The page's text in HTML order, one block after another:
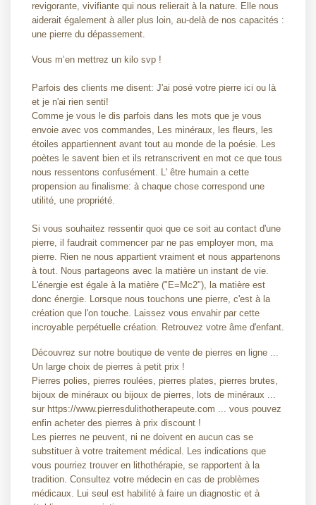
revigorante, vivifiante qui nous relierait à la nature. Elle nous
aiderait également à aller plus loin, au-delà de nos capacités :
une pierre du dépassement.
Vous m’en mettrez un kilo svp !
Parfois des clients me disent: J'ai posé votre pierre ici ou là
et je n'ai rien senti!
Comme je vous le dis parfois dans les mots que je vous
envoie avec vos commandes, Les minéraux, les fleurs, les
étoiles appartiennent avant tout au monde de la poésie. Les
poètes le savent bien et ils retranscrivent en mot ce que tous
nous ressentons confusément. L' être humain a cette
propension au finalisme: à chaque chose correspond une
utilité, une propriété.
Si vous souhaitez ressentir quoi que ce soit au contact d'une
pierre, il faudrait commencer par ne pas employer mon, ma
pierre. Rien ne nous appartient vraiment et nous appartenons
à tout. Nous partageons avec la matière un instant de vie.
L'énergie est égale à la matière ("E=Mc2"), la matière est
donc énergie. Lorsque nous touchons une pierre, c'est à la
création que l'on touche. Laissez vous envahir par cette
incroyable perpétuelle création. Retrouvez votre âme d'enfant.
Découvrez sur notre boutique de vente de pierres en ligne ...
Un large choix de pierres à petit prix !
Pierres polies, pierres roulées, pierres plates, pierres brutes,
bijoux de minéraux ou bijoux de pierres, lots de minéraux ...
sur https://www.pierresdulithotherapeute.com ... vous pouvez
enfin acheter des pierres à prix discount !
Les pierres ne peuvent, ni ne doivent en aucun cas se
substituer à votre traitement médical. Les indications que
vous pourriez trouver en lithothérapie, se rapportent à la
tradition. Consultez votre médecin en cas de problèmes
médicaux. Lui seul est habilité à faire un diagnostic et à